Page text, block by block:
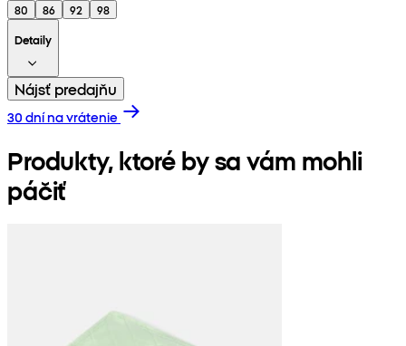
80 86 92
98
Detaily
Nájsť predajňu
30 dní na vrátenie
Produkty, ktoré by sa vám mohli
páčiť